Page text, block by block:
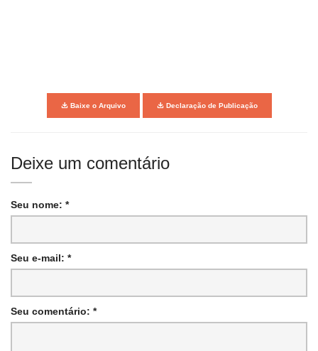
Baixe o Arquivo Declaração de Publicação
Deixe um comentário
Seu nome: *
Seu e-mail: *
Seu comentário: *